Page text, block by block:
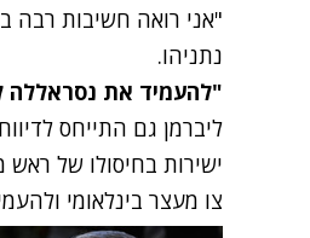
"אני רואה חשיבות רבה
נתניהו.
"להעמיד את נסראללה
ליברמן גם התייחס
ישירות בחיסולו של
צו מעצר בינלאומי